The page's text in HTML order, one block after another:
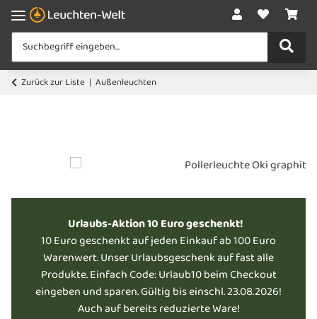
Zurück zur Liste Außenleuchten
Urlaubs-Aktion 10 Euro geschenkt!
10 Euro geschenkt auf jeden Einkauf ab 100 Euro
Warenwert. Unser Urlaubsgeschenk auf fast alle
Produkte. Einfach Code: Urlaub10 beim Checkout
eingeben und sparen. Gültig bis einschl. 23.08.2026!
Auch auf bereits reduzierte Ware!